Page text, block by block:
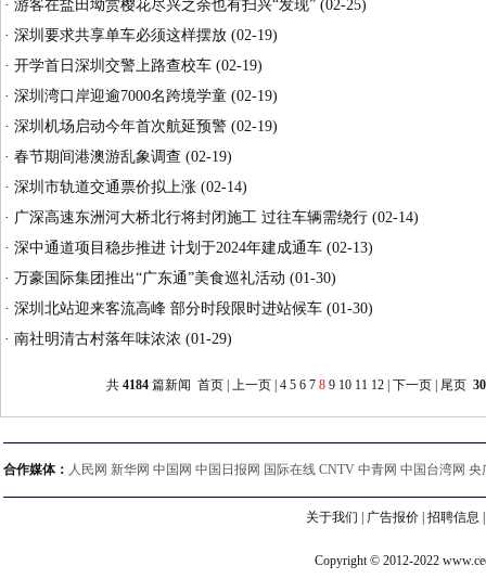
· 游客在盐田坳赏樱花尽兴之余也有扫兴“发现” (02-25)
· 深圳要求共享单车必须这样摆放 (02-19)
· 开学首日深圳交警上路查校车 (02-19)
· 深圳湾口岸迎逾7000名跨境学童 (02-19)
· 深圳机场启动今年首次航延预警 (02-19)
· 春节期间港澳游乱象调查 (02-19)
· 深圳市轨道交通票价拟上涨 (02-14)
· 广深高速东洲河大桥北行将封闭施工 过往车辆需绕行 (02-14)
· 深中通道项目稳步推进 计划于2024年建成通车 (02-13)
· 万豪国际集团推出“广东通”美食巡礼活动 (01-30)
· 深圳北站迎来客流高峰 部分时段限时进站候车 (01-30)
· 南社明清古村落年味浓浓 (01-29)
共 4184 篇新闻 首页 上一页 4 5 6 7 8 9 10 11 12 下一页 尾页 30
合作媒体： 人民网 新华网 中国网 中国日报网 国际在线 CNTV 中青网 中国台湾网
关于我们 广告报价 招聘信息
Copyright © 2012-2022